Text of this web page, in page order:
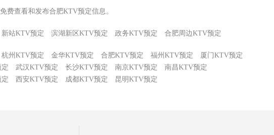
费查看和发布合肥KTV预定信息。
新站KTV预定 滨湖新区KTV预定 政务KTV预定 合肥周边KTV预定
杭州KTV预定 金华KTV预定 合肥KTV预定 福州KTV预定
厦门KTV预定
武汉KTV预定 长沙KTV预定 南京KTV预定
南昌KTV预定
西安KTV预定 成都KTV预定 昆明KTV预定